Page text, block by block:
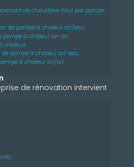
de chaudière fioul par pompe
de pompe à chaleur air/eau
pompe à chaleur air-air
chaleur
pompe à chaleur air-eau
à chaleur air/air
de rénovation intervient